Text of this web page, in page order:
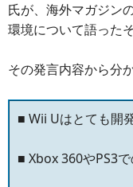
氏が、海外マガジン
環境について語った
その発言内容から分
■ Wii Uはとても開
■ Xbox 360やPS3